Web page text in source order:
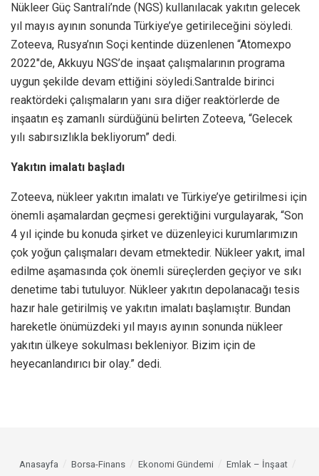
Nükleer Güç Santrali’nde (NGS) kullanılacak yakıtın gelecek
yıl mayıs ayının sonunda Türkiye’ye getirileceğini söyledi.
Zoteeva, Rusya’nın Soçi kentinde düzenlenen “Atomexpo
2022″de, Akkuyu NGS’de inşaat çalışmalarının programa
uygun şekilde devam ettiğini söyledi.Santralde birinci
reaktördeki çalışmaların yanı sıra diğer reaktörlerde de
inşaatın eş zamanlı sürdüğünü belirten Zoteeva, “Gelecek
yılı sabırsızlıkla bekliyorum” dedi.
Yakıtın imalatı başladı
Zoteeva, nükleer yakıtın imalatı ve Türkiye’ye getirilmesi için
önemli aşamalardan geçmesi gerektiğini vurgulayarak, “Son
4 yıl içinde bu konuda şirket ve düzenleyici kurumlarımızın
çok yoğun çalışmaları devam etmektedir. Nükleer yakıt, imal
edilme aşamasında çok önemli süreçlerden geçiyor ve sıkı
denetime tabi tutuluyor. Nükleer yakıtın depolanacağı tesis
hazır hale getirilmiş ve yakıtın imalatı başlamıştır. Bundan
hareketle önümüzdeki yıl mayıs ayının sonunda nükleer
yakıtın ülkeye sokulması bekleniyor. Bizim için de
heyecanlandırıcı bir olay.” dedi.
Anasayfa Borsa-Finans Ekonomi Gündemi
Emlak – İnşaat